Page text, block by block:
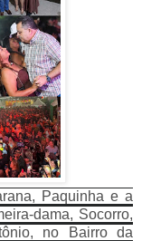
Paquinha e a
dama, Socorro,
no Bairro da